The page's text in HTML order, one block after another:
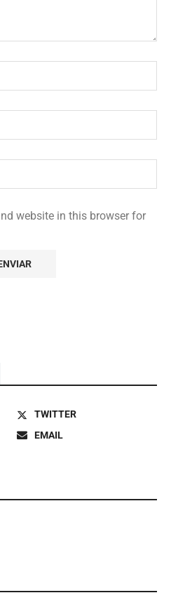
website in this browser for
TWITTER
EMAIL